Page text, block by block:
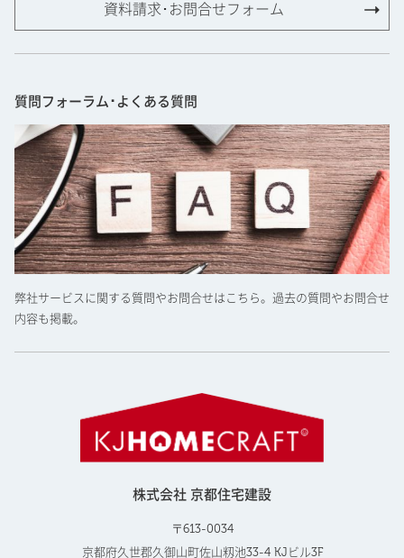
資料請求･お問合せフォーム
質問フォーラム･よくある質問
弊社サービスに関する質問やお問合せはこちら。過去の質問やお問合せ
内容も掲載。
株式会社 京都住宅建設
〒613-0034
京都府久世郡久御山町佐山籾池33-4 KJビル3F